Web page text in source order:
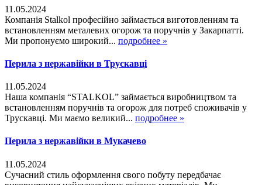
11.05.2024
Компанія Stalkol професійно займається виготовленням та
встановленням металевих огорож та поручнів у Закарпатті.
Ми пропонуємо широкий... подробнее »
Перила з нержавійки в Трускавці
11.05.2024
Наша компанія “STALKOL” займається виробництвом та
встановленням поручнів та огорож для потреб споживачів у
Трускавці. Ми маємо великий... подробнее »
Перила з нержавійки в Мукачево
11.05.2024
Сучасний стиль оформлення свого побуту передбачає